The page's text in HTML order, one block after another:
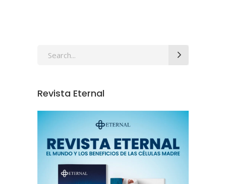
Revista Eternal